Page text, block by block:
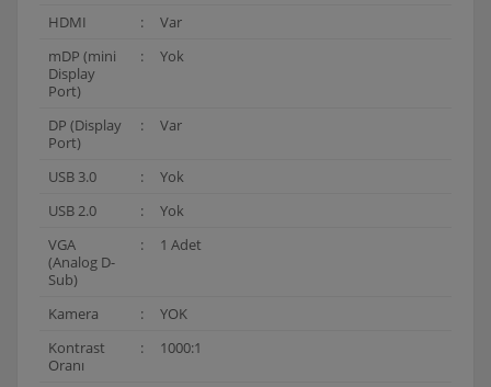
HDMI :
Var
mDP (mini
Display
Port)
: Yok
DP (Display
Port)
: Var
USB 3.0 :
Yok
USB 2.0
:
Yok
VGA
(Analog D-
Sub)
: 1 Adet
Kamera :
YOK
Kontrast
Oranı
: 1000:1